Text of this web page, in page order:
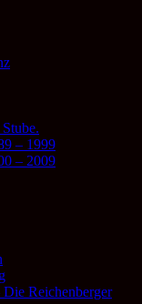
– 1999
– 2009
Reichenberger